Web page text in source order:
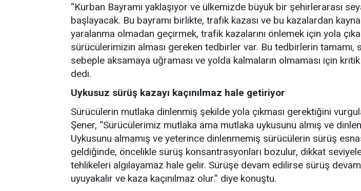
“Kurban Bayramı yaklaşıyor ve ülkemizde büyük bir şehirlerarası
başlayacak. Bu bayramı birlikte, trafik kazası ve bu kazalardan
yaralanma olmadan geçirmek, trafik kazalarını önlemek için yola
sürücülerimizin alması gereken tedbirler var. Bu tedbirlerin tamamı,
sebeple aksamaya uğraması ve yolda kalmaların olmaması için
dedi.
Uykusuz sürüş kazayı kaçınılmaz hale getiriyor
Sürücülerin mutlaka dinlenmiş şekilde yola çıkması gerektiğini
Şener, “Sürücülerimiz mutlaka ama mutlaka uykusunu almış ve
Uykusunu almamış ve yeterince dinlenmemiş sürücülerin sürüş
geldiğinde, öncelikle sürüş konsantrasyonları bozulur, dikkat
tehlikeleri algılayamaz hale gelir. Sürüşe devam edilirse sürüş
uyuyakalır ve kaza kaçınılmaz olur.” diye konuştu.